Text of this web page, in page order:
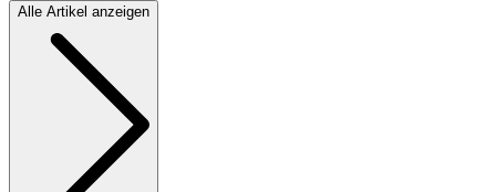
Alle Artikel anzeigen